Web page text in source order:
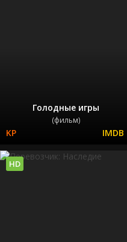
Голодные игры
(фильм)
HD